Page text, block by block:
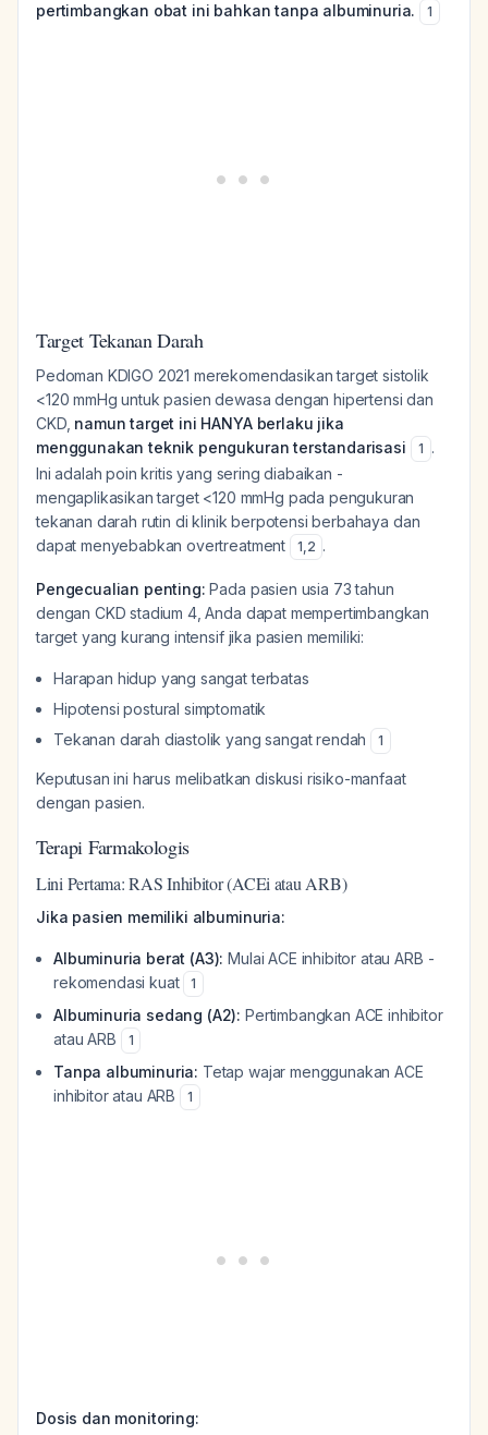
pertimbangkan obat ini bahkan tanpa albuminuria.
1
Target Tekanan Darah
Pedoman KDIGO 2021 merekomendasikan target sistolik
<120 mmHg untuk pasien dewasa dengan hipertensi dan
CKD, namun target ini HANYA berlaku jika
menggunakan teknik pengukuran terstandarisasi
1 .
Ini adalah poin kritis yang sering diabaikan -
mengaplikasikan target <120 mmHg pada pengukuran
tekanan darah rutin di klinik berpotensi berbahaya dan
dapat menyebabkan overtreatment
1,2 .
Pengecualian penting: Pada pasien usia 73 tahun
dengan CKD stadium 4, Anda dapat mempertimbangkan
target yang kurang intensif jika pasien memiliki:
Harapan hidup yang sangat terbatas
Hipotensi postural simptomatik
Tekanan darah diastolik yang sangat rendah
1
Keputusan ini harus melibatkan diskusi risiko-manfaat
dengan pasien.
Terapi Farmakologis
Lini Pertama: RAS Inhibitor (ACEi atau ARB)
Jika pasien memiliki albuminuria:
Albuminuria berat (A3): Mulai ACE inhibitor atau ARB -
rekomendasi kuat
1
Albuminuria sedang (A2): Pertimbangkan ACE inhibitor
atau ARB
1
Tanpa albuminuria: Tetap wajar menggunakan ACE
inhibitor atau ARB
1
Dosis dan monitoring: